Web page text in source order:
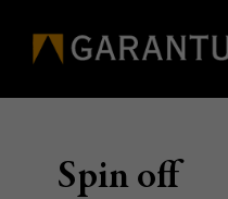
Spin off